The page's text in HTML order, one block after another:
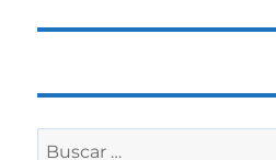
Buscar